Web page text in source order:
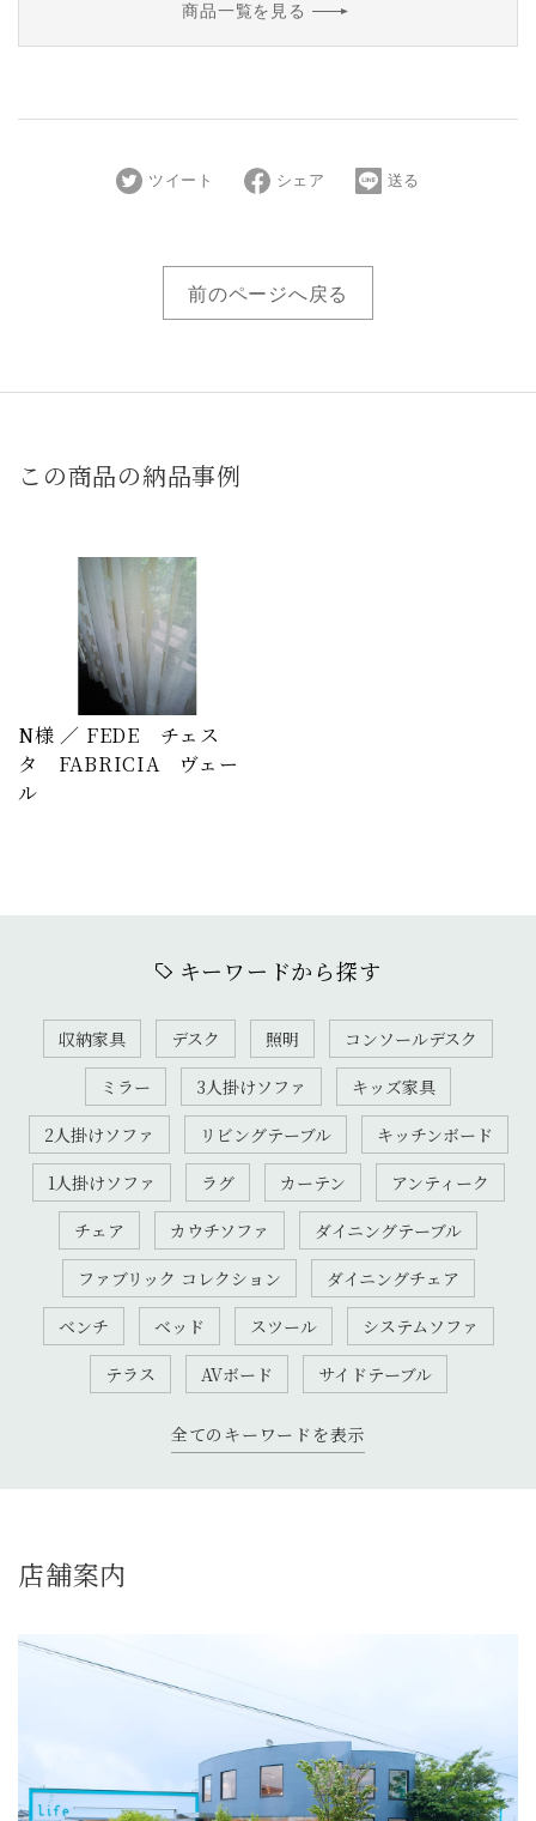
商品一覧を見る
ツイート シェア 送る
前のページへ戻る
この商品の納品事例
N様 ／ FEDE チェス
タ FABRICIA ヴェー
ル
キーワードから探す
収納家具 デスク 照明
コンソールデスク
ミラー
3人掛けソファ
キッズ家具
2人掛けソファ
リビングテーブル
キッチンボード
1人掛けソファ
ラグ カーテン
アンティーク
チェア
カウチソファ
ダイニングテーブル
ファブリック コレクション
ダイニングチェア
ベンチ
ベッド スツール
システムソファ
テラス
AVボード サイドテーブル
全てのキーワードを表示
店舗案内